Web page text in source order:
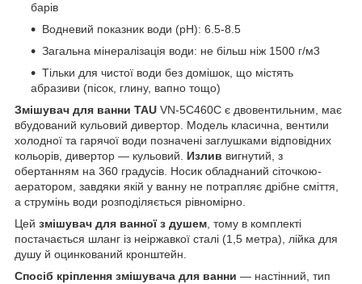
барів
Водневий показник води (pH): 6.5-8.5
Загальна мінералізація води: не більш ніж 1500 г/м3
Тільки для чистої води без домішок, що містять
абразиви (пісок, глину, вапно тощо)
Змішувач для ванни TAU VN-5C460C є двовентильним, має
вбудований кульовий дивертор. Модель класична, вентили
холодної та гарячої води позначені заглушками відповідних
кольорів, дивертор — кульовий. Излив вигнутий, з
обертанням на 360 градусів. Носик обладнаний сіточкою-
аератором, завдяки якій у ванну не потрапляє дрібне сміття,
а струмінь води розподіляється рівномірно.
Цей змішувач для ванної з душем , тому в комплекті
постачається шланг із неіржавкої сталі (1,5 метра), лійка для
душу й оцинкований кронштейн.
Спосіб кріплення змішувача для ванни — настінний, тип